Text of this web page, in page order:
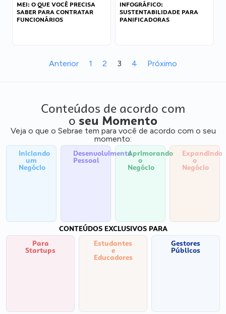
MEI: O QUE VOCÊ PRECISA
SABER PARA CONTRATAR
FUNCIONÁRIOS
INFOGRÁFICO:
SUSTENTABILIDADE PARA
PANIFICADORAS
Anterior 1 2 3 4 Próximo
Conteúdos de acordo com
o seu Momento
Veja o que o Sebrae tem para você de acordo com o seu
momento:
Iniciando
um
Negócio
Desenvolvimento
Pessoal
Aprimorando
o
Negócio
Expandindo
o
Negócio
CONTEÚDOS EXCLUSIVOS PARA
Para
Startups
Estudantes
e
Educadores
Gestores
Públicos